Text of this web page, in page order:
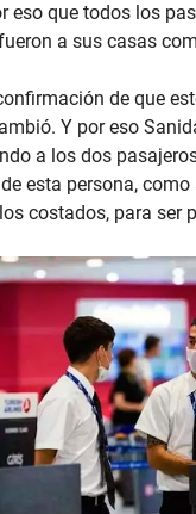
eso que todos los
a sus casas
de que
Y por eso
a los dos
esta persona,
costados, para ser